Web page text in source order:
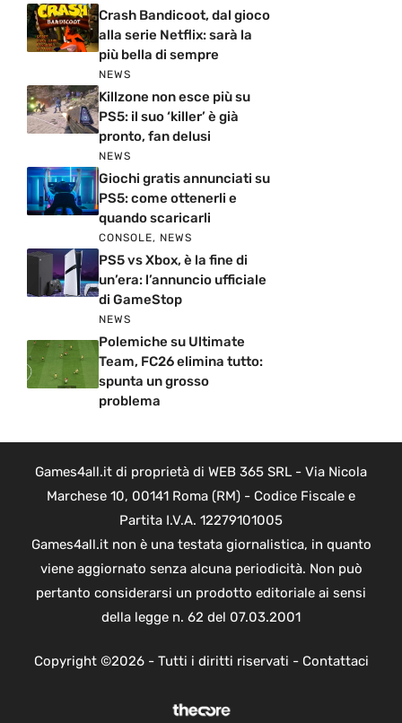
Crash Bandicoot, dal gioco
alla serie Netflix: sarà la
più bella di sempre
NEWS
Killzone non esce più su
PS5: il suo ‘killer’ è già
pronto, fan delusi
NEWS
Giochi gratis annunciati su
PS5: come ottenerli e
quando scaricarli
CONSOLE, NEWS
PS5 vs Xbox, è la fine di
un’era: l’annuncio ufficiale
di GameStop
NEWS
Polemiche su Ultimate
Team, FC26 elimina tutto:
spunta un grosso
problema
Games4all.it di proprietà di WEB 365 SRL - Via Nicola
Marchese 10, 00141 Roma (RM) - Codice Fiscale e
Partita I.V.A. 12279101005
Games4all.it non è una testata giornalistica, in quanto
viene aggiornato senza alcuna periodicità. Non può
pertanto considerarsi un prodotto editoriale ai sensi
della legge n. 62 del 07.03.2001
Copyright ©2026 - Tutti i diritti riservati - Contattaci